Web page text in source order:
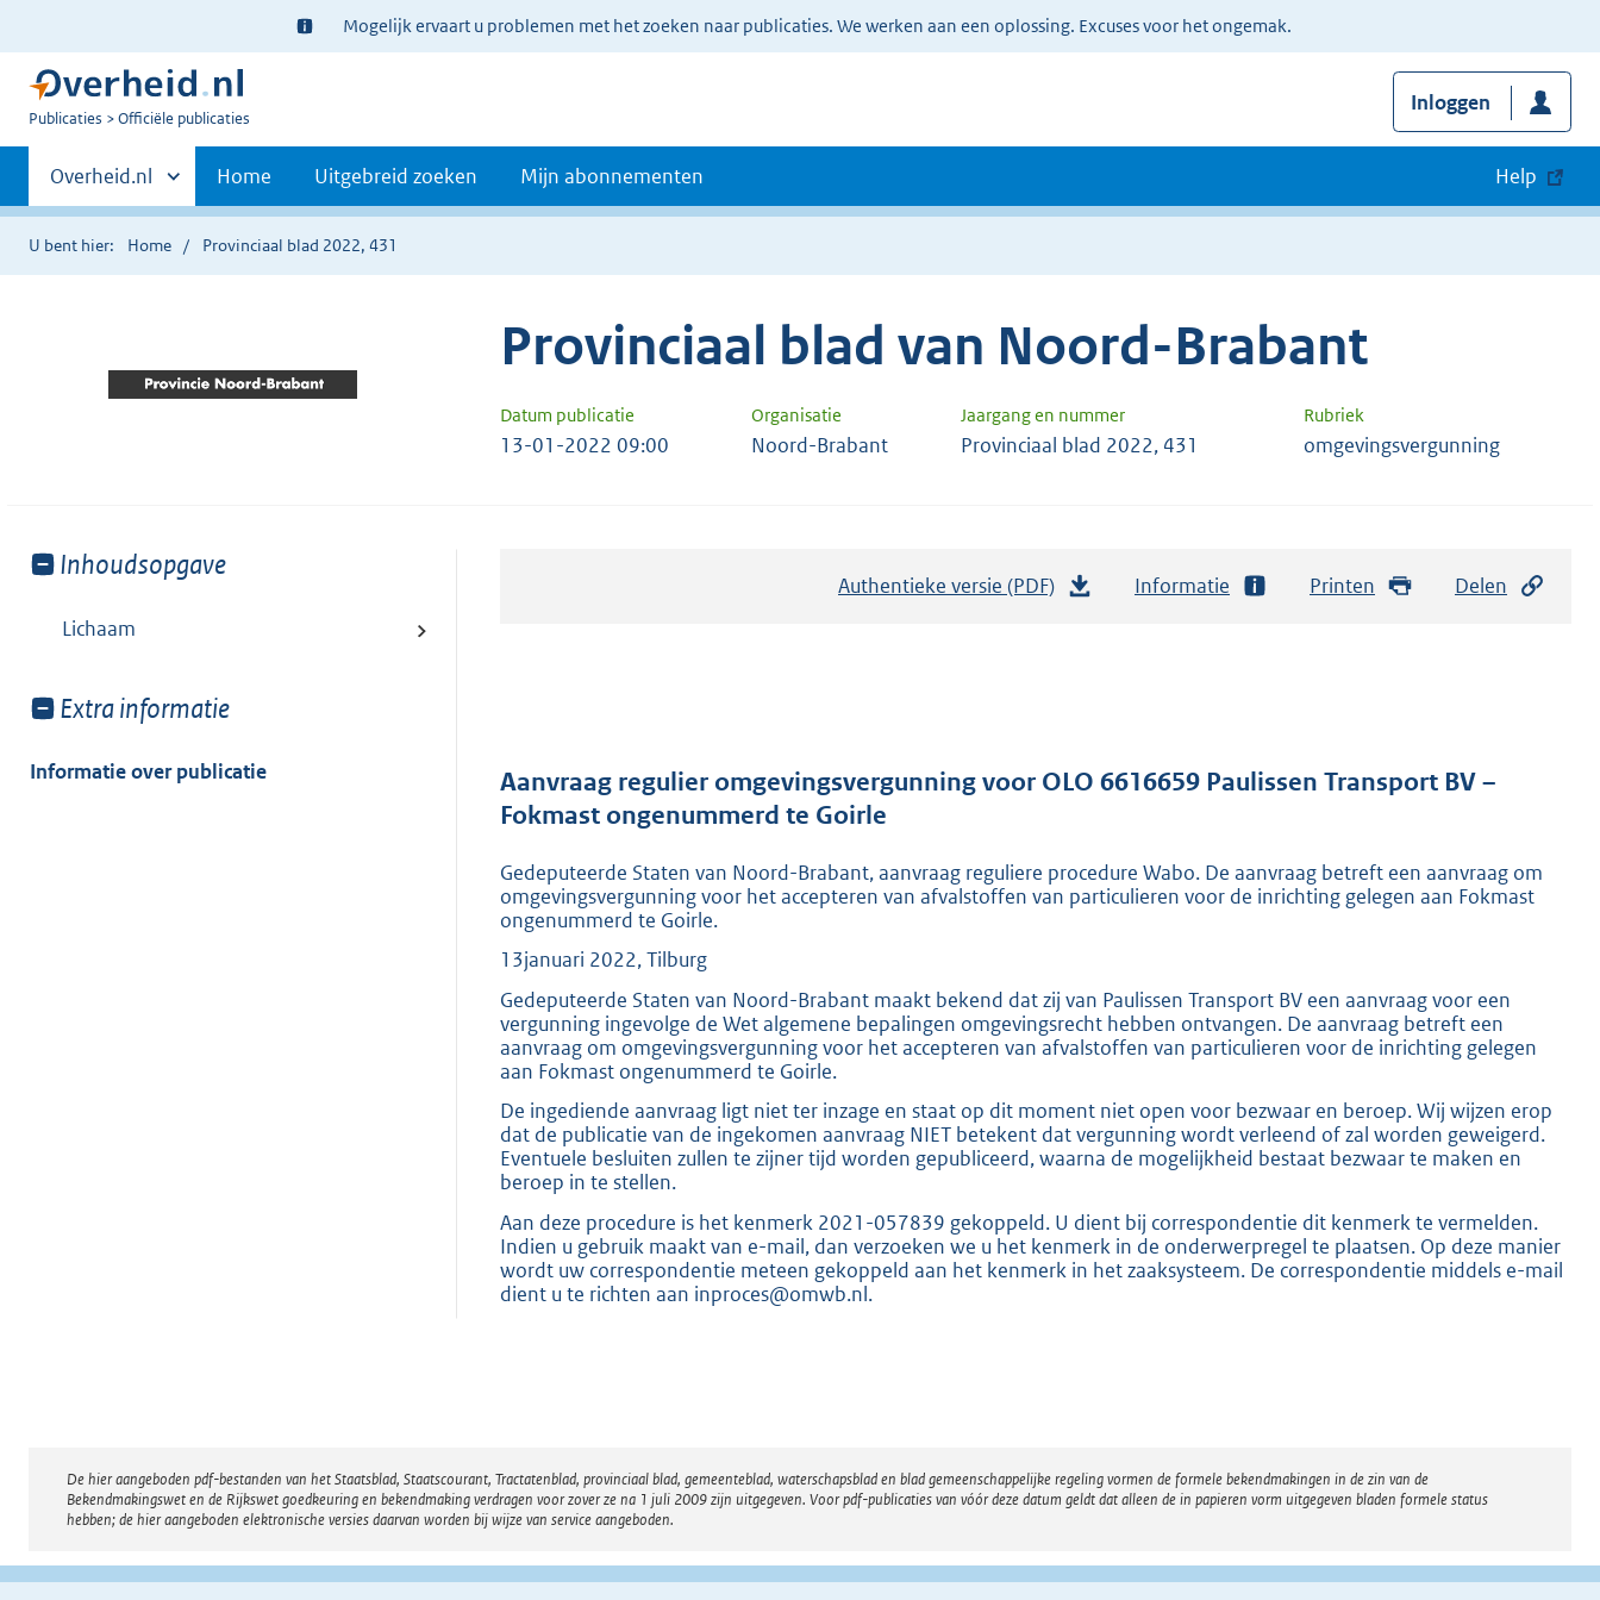
Ter
informatie:
Mogelijk ervaart u problemen met het zoeken naar publicaties. We werken aan een oplossing. Excuses voor het ongemak.
U
Publicaties Officiële publicaties
Inloggen
Primaire
navigatie
Andere
sites
binnen
Overheid.nl Home Uitgebreid zoeken Mijn abonnementen Help
U bent hier: Home Provinciaal blad 2022, 431
Provinciaal blad van Noord-Brabant
Datum publicatie Organisatie Jaargang en nummer Rubriek
13-01-2022 09:00 Noord-Brabant Provinciaal blad 2022, 431 omgevingsvergunning
Toon
van:
Inhoudsopgave
Lichaam
Toon
van:
Extra informatie
Informatie over publicatie
Authentieke versie (PDF)
d
r
o
t
e
8
9
b
Informatie Printen Delen
Aanvraag regulier omgevingsvergunning voor OLO 6616659 Paulissen Transport BV –
Fokmast ongenummerd te Goirle
Gedeputeerde Staten van Noord-Brabant, aanvraag reguliere procedure Wabo. De aanvraag betreft een aanvraag om
omgevingsvergunning voor het accepteren van afvalstoffen van particulieren voor de inrichting gelegen aan Fokmast
ongenummerd te Goirle.
13januari 2022, Tilburg
Gedeputeerde Staten van Noord-Brabant maakt bekend dat zij van Paulissen Transport BV een aanvraag voor een
vergunning ingevolge de Wet algemene bepalingen omgevingsrecht hebben ontvangen. De aanvraag betreft een
aanvraag om omgevingsvergunning voor het accepteren van afvalstoffen van particulieren voor de inrichting gelegen
aan Fokmast ongenummerd te Goirle.
De ingediende aanvraag ligt niet ter inzage en staat op dit moment niet open voor bezwaar en beroep. Wij wijzen erop
dat de publicatie van de ingekomen aanvraag NIET betekent dat vergunning wordt verleend of zal worden geweigerd.
Eventuele besluiten zullen te zijner tijd worden gepubliceerd, waarna de mogelijkheid bestaat bezwaar te maken en
beroep in te stellen.
Aan deze procedure is het kenmerk 2021-057839 gekoppeld. U dient bij correspondentie dit kenmerk te vermelden.
Indien u gebruik maakt van e-mail, dan verzoeken we u het kenmerk in de onderwerpregel te plaatsen. Op deze manier
wordt uw correspondentie meteen gekoppeld aan het kenmerk in het zaaksysteem. De correspondentie middels e-mail
dient u te richten aan inproces@omwb.nl.
Disclaimer
De hier aangeboden pdf-bestanden van het Staatsblad, Staatscourant, Tractatenblad, provinciaal blad, gemeenteblad, waterschapsblad en blad gemeenschappelijke regeling vormen de formele bekendmakingen in de zin van de
Bekendmakingswet en de Rijkswet goedkeuring en bekendmaking verdragen voor zover ze na 1 juli 2009 zijn uitgegeven. Voor pdf-publicaties van vóór deze datum geldt dat alleen de in papieren vorm uitgegeven bladen formele status
hebben; de hier aangeboden elektronische versies daarvan worden bij wijze van service aangeboden.